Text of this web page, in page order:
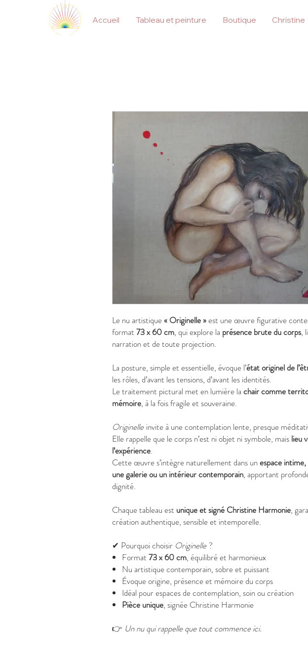
Accueil Tableau et peinture Boutique Christine
Le nu artistique« Originelle »est une œuvre figurative
format 73 x 60 cm, qui explore la présence brute du corps,
narration et de toute projection.
La posture, simple et essentielle, évoque l’état originel de
les rôles, d’avant les tensions, d’avant les identités.
Le traitement pictural met en lumière la chair comme
mémoire, à la fois fragile et souveraine.
Originelle invite à une contemplation lente, presque
Elle rappelle que le corps n’est ni objet ni symbole, mais lieu
l’expérience.
Cette œuvre s’intègre naturellement dans unespace
une galerie ou un intérieur contemporain, apportant
dignité.
Chaque tableau est unique et signé Christine Harmonie,
création authentique, sensible et intemporelle.
✔ Pourquoi choisir Originelle ?
Format 73 x 60 cm, équilibré et harmonieux
Nu artistique contemporain, sobre et puissant
Évoque origine, présence et mémoire du corps
Idéal pour espaces de contemplation, soin ou création
Pièce unique, signée Christine Harmonie
👉 Un nu qui rappelle que tout commence ici.